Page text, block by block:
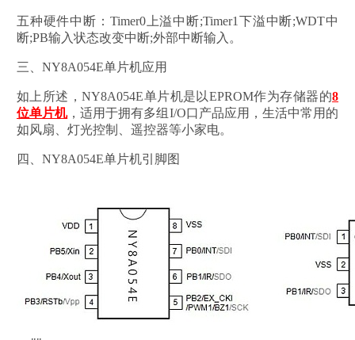
五种硬件中断：Timer0上溢中断;Timer1下溢中断;WDT中
断;PB输入状态改变中断;外部中断输入。
三、NY8A054E单片机应用
如上所述，NY8A054E单片机是以EPROM作为存储器的8
位单片机，适用于拥有多组I/O口产品应用，生活中常用的
如风扇、灯光控制、遥控器等小家电。
四、NY8A054E单片机引脚图